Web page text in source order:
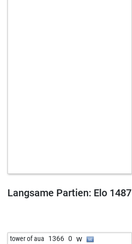
Langsame Partien: Elo 1487
tower of aua 1366 0 w